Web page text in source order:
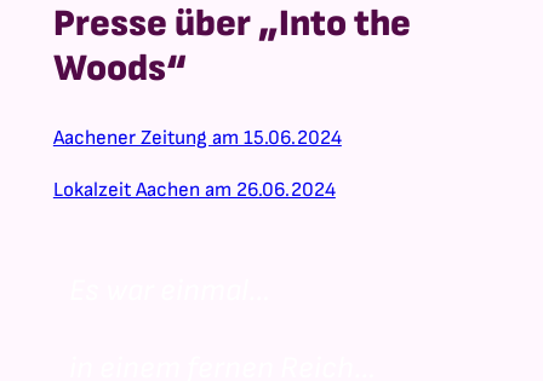
Presse über „Into the
Woods“
Aachener Zeitung am 15.06.2024
Lokalzeit Aachen am 26.06.2024